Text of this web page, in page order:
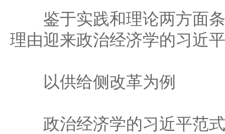
鉴于实践和理论两方面条
理由迎来政治经济学的习近
以供给侧改革为例
政治经济学的习近平范式